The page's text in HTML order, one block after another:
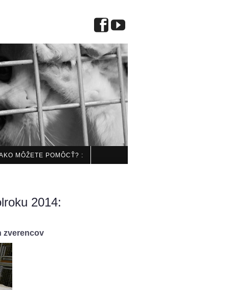
MÔŽETE POMÔCŤ? :
2014:
zverencov